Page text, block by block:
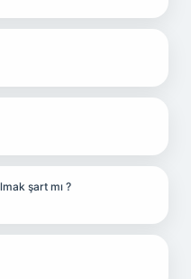
şart mı ?